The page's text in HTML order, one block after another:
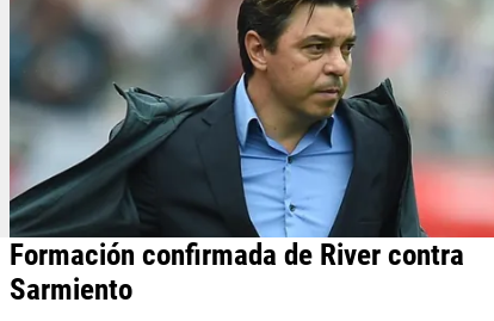
Formación confirmada de River contra
Sarmiento